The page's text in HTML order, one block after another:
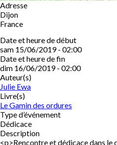
Adresse
Dijon
France
Date et heure de début
sam 15/06/2019 - 02:00
Date et heure de fin
dim 16/06/2019 - 02:00
Auteur(s)
Julie Ewa
Livre(s)
Le Gamin des ordures
Type d’événement
Dédicace
Description
<p>Rencontre et dédicace dans le